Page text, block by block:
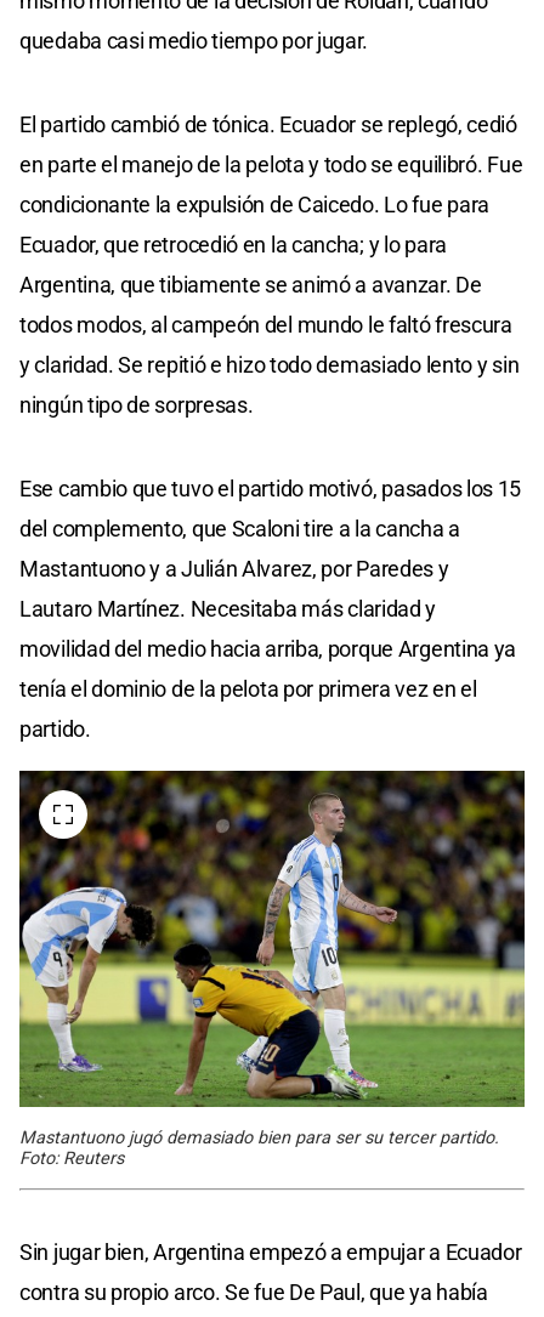
quedaba casi medio tiempo por jugar.
El partido cambió de tónica. Ecuador se replegó, cedió
en parte el manejo de la pelota y todo se equilibró. Fue
condicionante la expulsión de Caicedo. Lo fue para
Ecuador, que retrocedió en la cancha; y lo para
Argentina, que tibiamente se animó a avanzar. De
todos modos, al campeón del mundo le faltó frescura
y claridad. Se repitió e hizo todo demasiado lento y sin
ningún tipo de sorpresas.
Ese cambio que tuvo el partido motivó, pasados los 15
del complemento, que Scaloni tire a la cancha a
Mastantuono y a Julián Alvarez, por Paredes y
Lautaro Martínez. Necesitaba más claridad y
movilidad del medio hacia arriba, porque Argentina ya
tenía el dominio de la pelota por primera vez en el
partido.
Mastantuono jugó demasiado bien para ser su tercer partido.
Foto: Reuters
Sin jugar bien, Argentina empezó a empujar a Ecuador
contra su propio arco. Se fue De Paul, que ya había